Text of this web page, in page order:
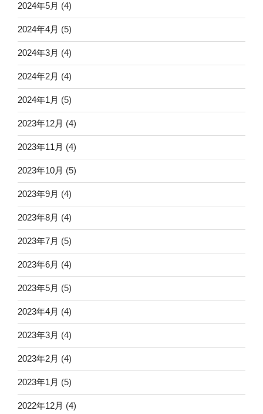
2024年5月 (4)
2024年4月 (5)
2024年3月 (4)
2024年2月 (4)
2024年1月 (5)
2023年12月 (4)
2023年11月 (4)
2023年10月 (5)
2023年9月 (4)
2023年8月 (4)
2023年7月 (5)
2023年6月 (4)
2023年5月 (5)
2023年4月 (4)
2023年3月 (4)
2023年2月 (4)
2023年1月 (5)
2022年12月 (4)